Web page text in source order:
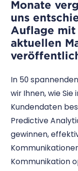
Monate
uns
Auflage mit
aktuellen
In 50
wir Ihnen, wie
Kundendaten
Predictive
gewinnen,
Kommunikation